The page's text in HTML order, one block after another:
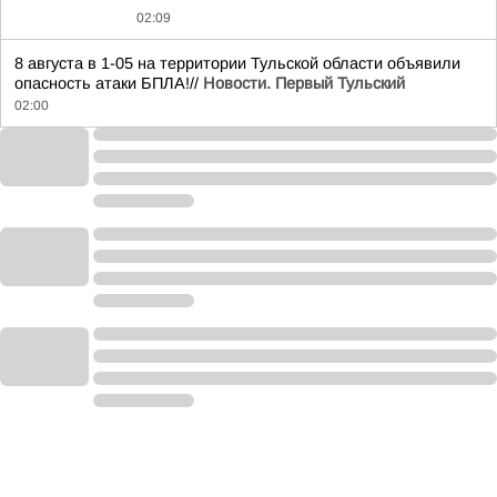
02:09
8 августа в 1-05 на территории Тульской области объявили
опасность атаки БПЛА!// Новости. Первый Тульский
02:00